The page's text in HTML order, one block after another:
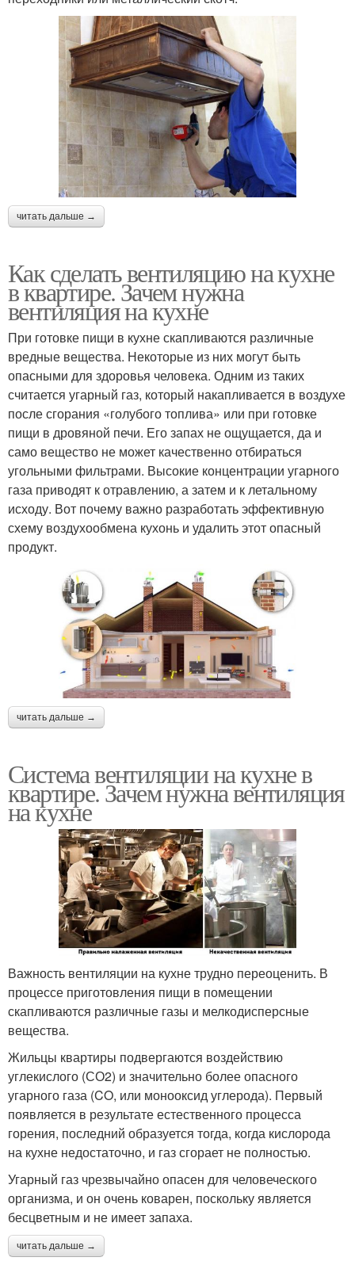
читать дальше →
Как сделать вентиляцию на кухне
в квартире. Зачем нужна
вентиляция на кухне
При готовке пищи в кухне скапливаются различные
вредные вещества. Некоторые из них могут быть
опасными для здоровья человека. Одним из таких
считается угарный газ, который накапливается в воздухе
после сгорания «голубого топлива» или при готовке
пищи в дровяной печи. Его запах не ощущается, да и
само вещество не может качественно отбираться
угольными фильтрами. Высокие концентрации угарного
газа приводят к отравлению, а затем и к летальному
исходу. Вот почему важно разработать эффективную
схему воздухообмена кухонь и удалить этот опасный
продукт.
читать дальше →
Система вентиляции на кухне в
квартире. Зачем нужна вентиляция
на кухне
Важность вентиляции на кухне трудно переоценить. В
процессе приготовления пищи в помещении
скапливаются различные газы и мелкодисперсные
вещества.
Жильцы квартиры подвергаются воздействию
углекислого (СО2) и значительно более опасного
угарного газа (CO, или монооксид углерода). Первый
появляется в результате естественного процесса
горения, последний образуется тогда, когда кислорода
на кухне недостаточно, и газ сгорает не полностью.
Угарный газ чрезвычайно опасен для человеческого
организма, и он очень коварен, поскольку является
бесцветным и не имеет запаха.
читать дальше →